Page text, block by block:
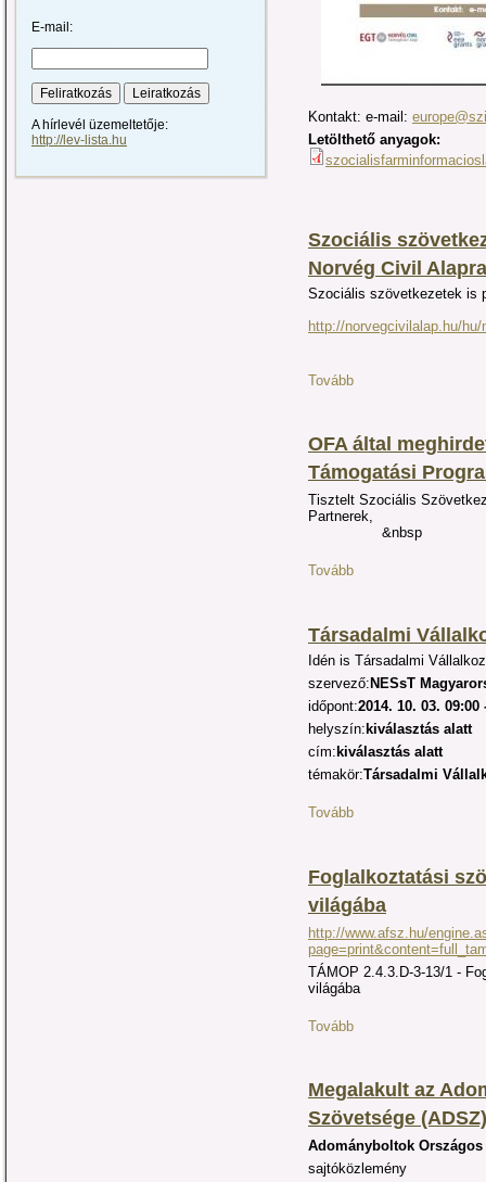
E-mail:
A hírlevél üzemeltetője:
http://lev-lista.hu
Kontakt: e-mail:
Letölthető anyagok:
Szociális
Norvég Civil
Szociális szövetkezetek is
http://norvegcivilalap.hu/hu/
Tovább
OFA által
Támogatási
Tisztelt Szociális
&nbsp
Tovább
Társadalmi
Idén is Társadalmi
szervező: NESsT
időpont:2014. 10. 03. 09:00
helyszín: kiválasztás alatt
cím: kiválasztás alatt
témakör:Társadalmi
Tovább
Foglalkoztatási
világába
http://www.afsz.hu/
TÁMOP 2.4.3.D-3-13/1 -
világába
Tovább
Megalakult az
Szövetsége (ADSZ)
Adományboltok Országos
sajtóközlemény